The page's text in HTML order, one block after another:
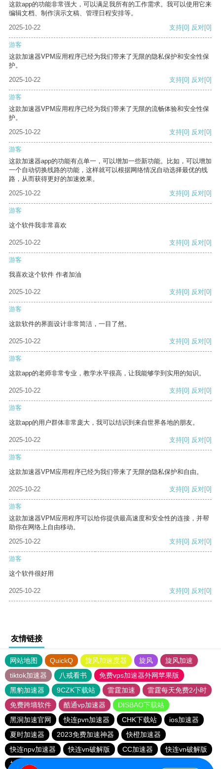
这款app的功能非常强大，可以满足我所有的工作需求。我可以使用它来
编辑文档、制作演示文稿、管理日程安排等。
2025-10-22
支持[0] 反对[0]
游客
这款加速器VPM应用程序已经为我们带来了无限的隐私保护和安全性保
护。
2025-10-22
支持[0] 反对[0]
游客
这款加速器VPM应用程序已经为我们带来了无限的流畅体验和安全性保
护。
2025-10-22
支持[0] 反对[0]
游客
这款加速器app的功能有点单一，可以增加一些新功能。比如，可以增加
一个自动切换线路的功能，这样就可以根据网络情况自动选择最优的线
路，从而获得更好的加速效果。
2025-10-22
支持[0] 反对[0]
游客
这个软件我非常喜欢
2025-10-22 支持[0] 反对[0]
游客
我喜欢这个软件 作者加油
2025-10-22 支持[0] 反对[0]
游客
这款软件的界面设计非常简洁，一目了然。
2025-10-22 支持[0] 反对[0]
游客
这款app的老师非常专业，教学水平很高，让我能够学到实用的知识。
2025-10-22 支持[0] 反对[0]
游客
这款app的用户群体非常庞大，我可以结识到来自世界各地的朋友。
2025-10-22 支持[0] 反对[0]
游客
这款加速器VPM应用程序已经为我们带来了无限的隐私保护和自由。
2025-10-22 支持[0] 反对[0]
游客
这款加速器VPM应用程序可以给你提供最高速度和安全性的连接，并帮
助你在网络上自由移动。
2025-10-22
支持[0] 反对[0]
游客
这个软件很好用
2025-10-22 支持[0] 反对[0]
友情链接
网站地图 QuickQ 旋风加速度器 旋风
旋风加速
tiktok加速器
八戒看书
免费vps加速器外网苹果版
黑豹加速器
9CZK下载站 雷霆加速
雷霆每天免费2小时
免费跨墙软件
酷通vp加速器
DISBAO下载站
黑洞加速官网
快连pvn加速器 CHK下载站
ios加速器
夏时加速器
2023免费加速神器
快橙加速器
快连npv加速器
快连vn破解版 CC加速器
快连vn破解版
加速器试用3小时